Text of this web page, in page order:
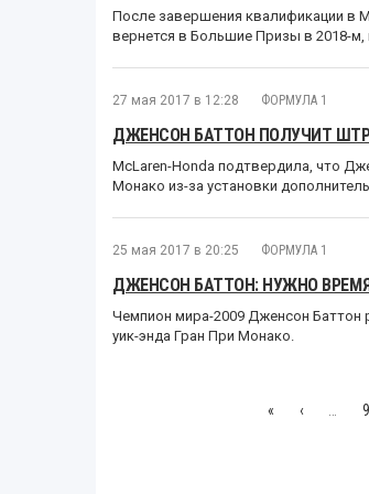
После завершения квалификации в
вернется в Большие Призы в 2018-м,
27 мая 2017 в 12:28 ФОРМУЛА 1
ДЖЕНСОН БАТТОН ПОЛУЧИТ
McLaren-Honda подтвердила, что
Монако из-за установки
25 мая 2017 в 20:25 ФОРМУЛА 1
ДЖЕНСОН БАТТОН: НУЖНО
Чемпион мира-2009 Дженсон Баттон
уик-энда Гран При Монако.
« ‹ 9